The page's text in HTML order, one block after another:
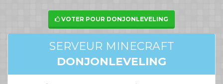
VOTER POUR DONJONLEVELING
SERVEUR MINECRAFT
DONJONLEVELING